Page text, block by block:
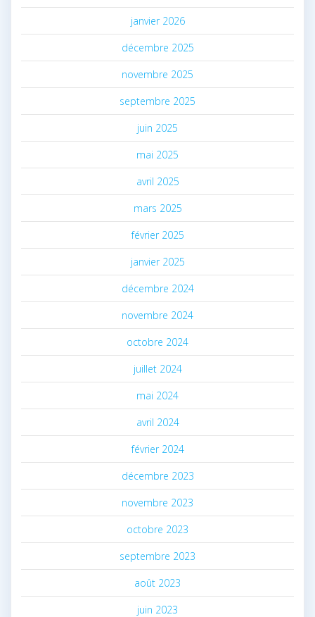
janvier 2026
décembre 2025
novembre 2025
septembre 2025
juin 2025
mai 2025
avril 2025
mars 2025
février 2025
janvier 2025
décembre 2024
novembre 2024
octobre 2024
juillet 2024
mai 2024
avril 2024
février 2024
décembre 2023
novembre 2023
octobre 2023
septembre 2023
août 2023
juin 2023